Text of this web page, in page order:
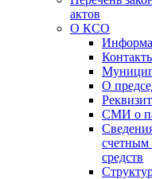
актов
О КСО
О
СМИ о
средств